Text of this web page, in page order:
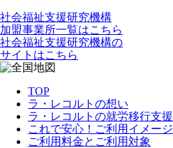
社会福祉支援研究機構
加盟事業所一覧はこちら
社会福祉支援研究機構の
サイトはこちら
TOP
ラ・レコルトの想い
ラ・レコルトの就労移行支援
これで安心！ご利用イメージ
ご利用料金とご利用対象